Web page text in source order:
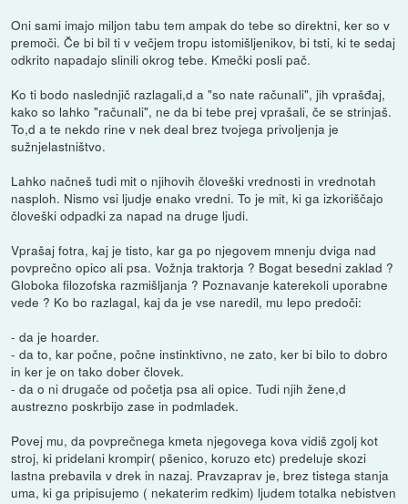
Oni sami imajo miljon tabu tem ampak do tebe so direktni, ker so v
premoči. Če bi bil ti v večjem tropu istomišljenikov, bi tsti, ki te sedaj
odkrito napadajo slinili okrog tebe. Kmečki posli pač.
Ko ti bodo naslednjič razlagali,d a "so nate računali", jih vprašđaj,
kako so lahko "računali", ne da bi tebe prej vprašali, če se strinjaš.
To,d a te nekdo rine v nek deal brez tvojega privoljenja je
sužnjelastništvo.
Lahko načneš tudi mit o njihovih človeški vrednosti in vrednotah
nasploh. Nismo vsi ljudje enako vredni. To je mit, ki ga izkoriščajo
človeški odpadki za napad na druge ljudi.
Vprašaj fotra, kaj je tisto, kar ga po njegovem mnenju dviga nad
povprečno opico ali psa. Vožnja traktorja ? Bogat besedni zaklad ?
Globoka filozofska razmišljanja ? Poznavanje katerekoli uporabne
vede ? Ko bo razlagal, kaj da je vse naredil, mu lepo predoči:
- da je hoarder.
- da to, kar počne, počne instinktivno, ne zato, ker bi bilo to dobro
in ker je on tako dober človek.
- da o ni drugače od početja psa ali opice. Tudi njih žene,d
austrezno poskrbijo zase in podmladek.
Povej mu, da povprečnega kmeta njegovega kova vidiš zgolj kot
stroj, ki pridelani krompir( pšenico, koruzo etc) predeluje skozi
lastna prebavila v drek in nazaj. Pravzaprav je, brez tistega stanja
uma, ki ga pripisujemo ( nekaterim redkim) ljudem totalka nebistven